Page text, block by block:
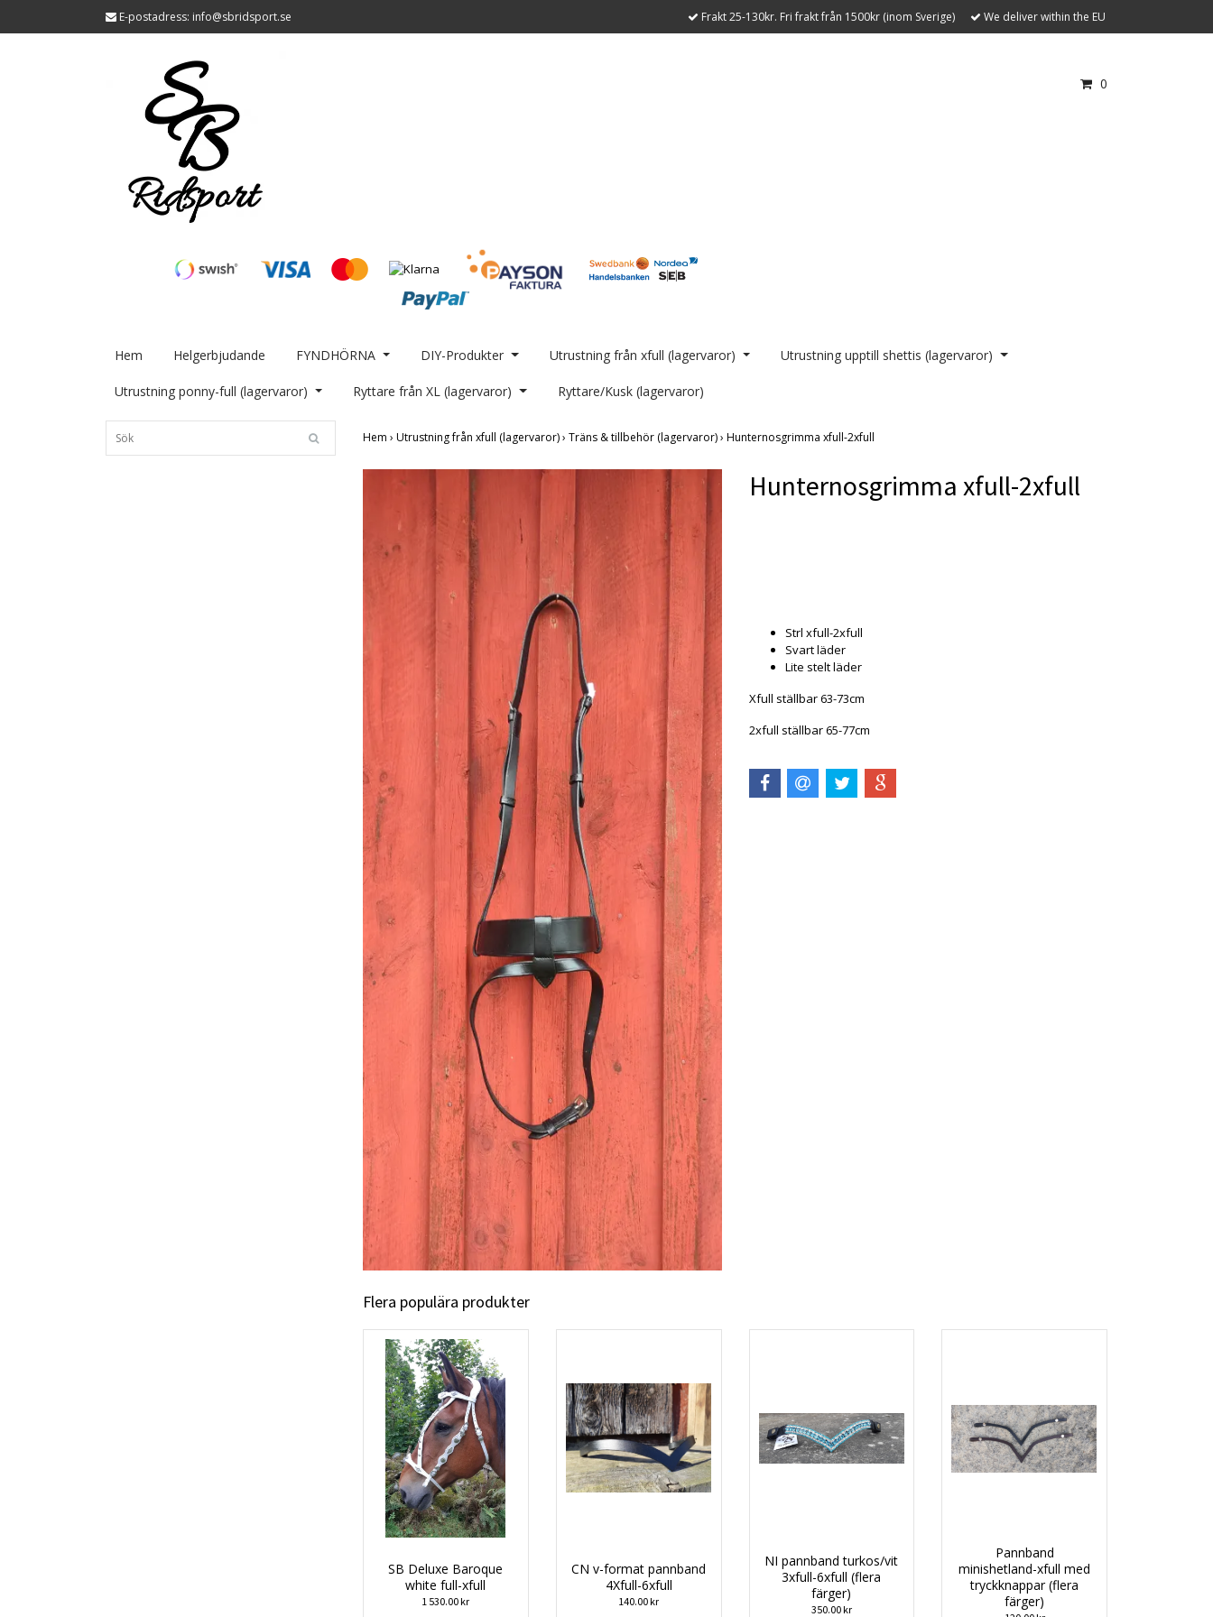
E-postadress: info@sbridsport.se Frakt 25-130kr. Fri frakt från 1500kr (inom Sverige) We deliver within the EU
0
Hem Helgerbjudande FYNDHÖRNA DIY-Produkter Utrustning från xfull (lagervaror) Utrustning upptill shettis (lagervaror)
Utrustning ponny-full (lagervaror) Ryttare från XL (lagervaror) Ryttare/Kusk (lagervaror)
Hem › Utrustning från xfull (lagervaror)› Träns & tillbehör (lagervaror)› Hunternosgrimma xfull-2xfull
Hunternosgrimma xfull-2xfull
Strl xfull-2xfull
Svart läder
Lite stelt läder
Xfull ställbar 63-73cm
2xfull ställbar 65-77cm
Flera populära produkter
SB Deluxe Baroque
white full-xfull
1 530.00 kr
CN v-format pannband
4Xfull-6xfull
140.00 kr
NI pannband turkos/vit
3xfull-6xfull (flera
färger)
350.00 kr
Pannband
minishetland-xfull med
tryckknappar (flera
färger)